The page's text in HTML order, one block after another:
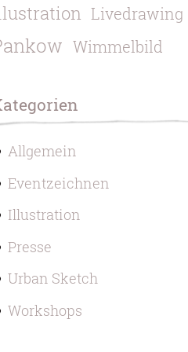
Livedrawing
Wimmelbild
Allgemein
Eventzeichnen
Illustration
Presse
Urban Sketch
Workshops